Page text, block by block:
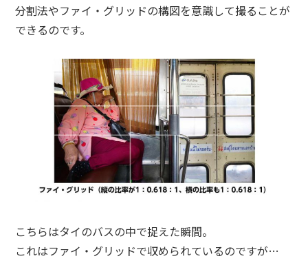
分割法やファイ・グリッドの構図を意識して撮ることが
できるのです。
こちらはタイのバスの中で捉えた瞬間。
これはファイ・グリッドで収められているのですが…